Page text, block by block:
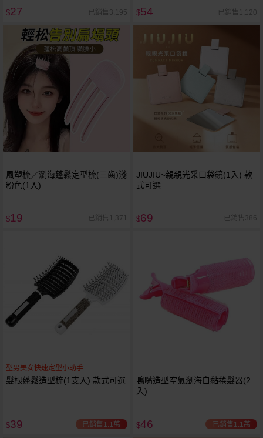
$27 已銷售3,195 $54 已銷售1,120
風塑梳／瀏海蓬鬆定型梳(三齒)淺
粉色(1入)
$19 已銷售1,371
JIUJIU~親親光采口袋鏡(1入) 款
式可選
$69 已銷售386
型男美女快速定型小助手
髮根蓬鬆造型梳(1支入) 款式可選
$39 已銷售1.1萬
鴨嘴造型空氣瀏海自黏捲髮器(2
入)
$46 已銷售1.1萬